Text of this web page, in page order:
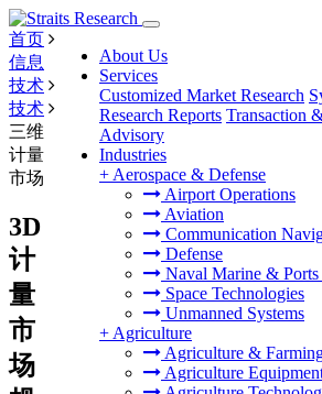
About Us
Services
Customized Market Research
Research Reports Transaction
Advisory
Industries
+ Aerospace & Defense
Airport Operations
Aviation
Communication
Defense
Naval Marine & Ports
Space Technologies
Unmanned Systems
+ Agriculture
Agriculture &
Agriculture
首页
信息
技术
技术
三维
计量
市场
3D
计
量
市
场